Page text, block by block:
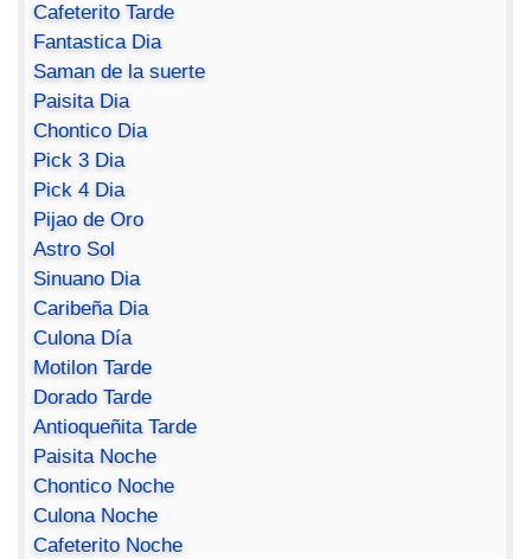
Cafeterito Tarde
Fantastica Dia
Saman de la suerte
Paisita Dia
Chontico Dia
Pick 3 Dia
Pick 4 Dia
Pijao de Oro
Astro Sol
Sinuano Dia
Caribeña Dia
Culona Día
Motilon Tarde
Dorado Tarde
Antioqueñita Tarde
Paisita Noche
Chontico Noche
Culona Noche
Cafeterito Noche